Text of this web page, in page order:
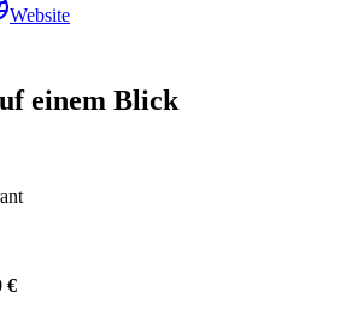
Website
einem Blick
€